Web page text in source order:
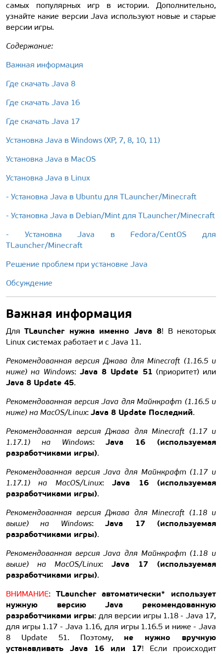
самых популярных игр в истории. Дополнительно,
узнайте какие версии Java используют новые и старые
версии игры.
Содержание:
Важная информация
Где скачать Java 8
Где скачать Java 16
Где скачать Java 17
Установка Java в Windows (XP, 7, 8, 10, 11)
Установка Java в MacOS
Установка Java в Linux
- Установка Java в Ubuntu для TLauncher/Minecraft
- Установка Java в Debian/Mint для TLauncher/Minecraft
- Установка Java в Fedora/CentOS для
TLauncher/Minecraft
Решение проблем при установке Java
Обсуждение
Важная информация
ДляTLauncher нужна именно Java 8! В некоторых
Linux системах работает и с Java 11.
Рекомендованная версия Джава для Minecraft (1.16.5 и
ниже) на Windows: Java 8 Update 51 (приоритет) или
Java 8 Update 45.
Рекомендованная версия Java для Майнкрафт (1.16.5 и
ниже) на MacOS/Linux: Java 8 Update Последний.
Рекомендованная версия Джава для Minecraft (1.17 и
1.17.1) на Windows:Java 16 (используемая
разработчиками игры).
Рекомендованная версия Java для Майнкрафт (1.17 и
1.17.1) на MacOS/Linux:Java 16 (используемая
разработчиками игры).
Рекомендованная версия Джава для Minecraft (1.18 и
выше) на Windows:Java 17 (используемая
разработчиками игры).
Рекомендованная версия Java для Майнкрафт (1.18 и
выше) на MacOS/Linux: Java 17 (используемая
разработчиками игры).
ВНИМАНИЕ: TLauncher автоматически* использует
нужную версию Java рекомендованную
разработчиками игры: для версии игры 1.18 - Java 17,
для игры 1.17 - Java 1.16, для игры 1.16.5 и ниже - Java
8 Update 51. Поэтому, не нужно вручную
устанавливать Java 16 или 17! Если происходит